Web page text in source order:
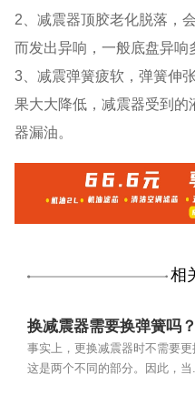
2、减震器顶胶老化脱落，
而发出异响，一般底盘异响
3、减震弹簧疲软，弹簧伸
果大大降低，减震器受到
器漏油。
相
换减震器需要换弹簧吗？
事实上，更换减震器时不需要更
这是两个不同的部分。因此，当